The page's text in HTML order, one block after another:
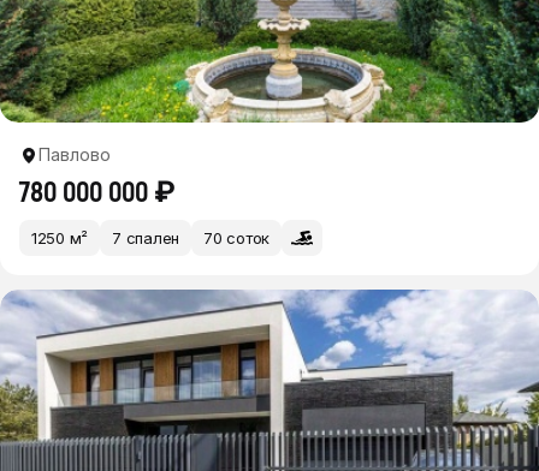
Павлово
780 000 000 ₽
1250 м² 7 спален 70 соток